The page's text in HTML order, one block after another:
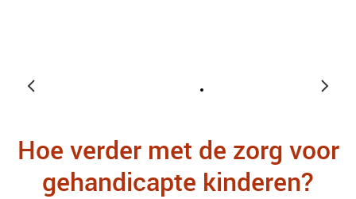
Hoe verder met de zorg voor
gehandicapte kinderen?